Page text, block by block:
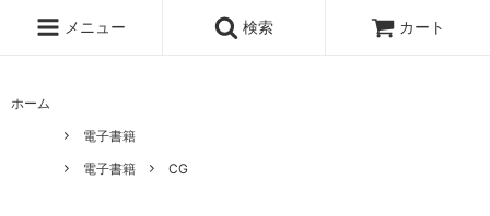
メニュー 検索 カート
ホーム
電子書籍
電子書籍
CG